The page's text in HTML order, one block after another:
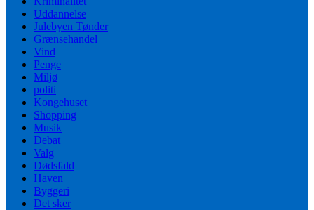
Uddannelse
Julebyen Tønder
Grænsehandel
Vind
Penge
Miljø
politi
Kongehuset
Shopping
Musik
Debat
Valg
Dødsfald
Haven
Byggeri
Det sker